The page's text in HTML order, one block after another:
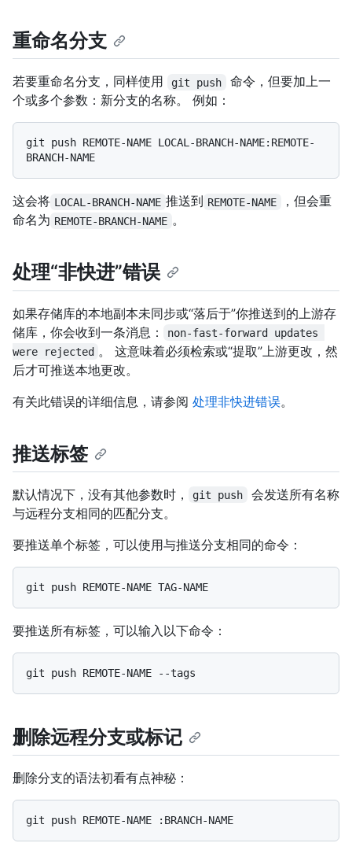
重命名分支
若要重命名分支，同样使用 git push
命令，但要加上一
个或多个参数：新分支的名称。 例如：
git push REMOTE-NAME LOCAL-BRANCH-NAME:REMOTE-
这会将 LOCAL-BRANCH-NAME 推送到 REMOTE-NAME
，但会重
命名为 REMOTE-BRANCH-NAME 。
处理“非快进”错误
如果存储库的本地副本未同步或“落后于”你推送到的上游存
储库，你会收到一条消息：
non-fast-forward updates
were rejected 。 这意味着必须检索或“提取”上游更改，然
后才可推送本地更改。
有关此错误的详细信息，请参阅 处理非快进错误。
推送标签
默认情况下，没有其他参数时， git push
会发送所有名称
与远程分支相同的匹配分支。
要推送单个标签，可以使用与推送分支相同的命令：
要推送所有标签，可以输入以下命令：
删除远程分支或标记
删除分支的语法初看有点神秘：